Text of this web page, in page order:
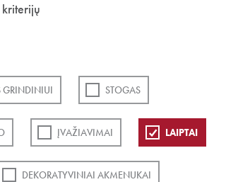
GRINDINIUI STOGAS
ĮVAŽIAVIMAI LAIPTAI
DEKORATYVINIAI AKMENUKAI